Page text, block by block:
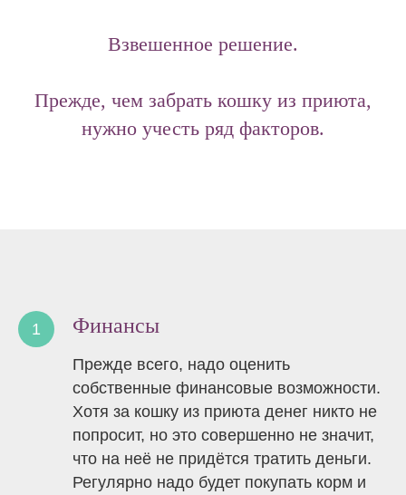
Взвешенное решение.
Прежде, чем забрать кошку из приюта,
нужно учесть ряд факторов.
Финансы
Прежде всего, надо оценить
собственные финансовые возможности.
Хотя за кошку из приюта денег никто не
попросит, но это совершенно не значит,
что на неё не придётся тратить деньги.
Регулярно надо будет покупать корм и